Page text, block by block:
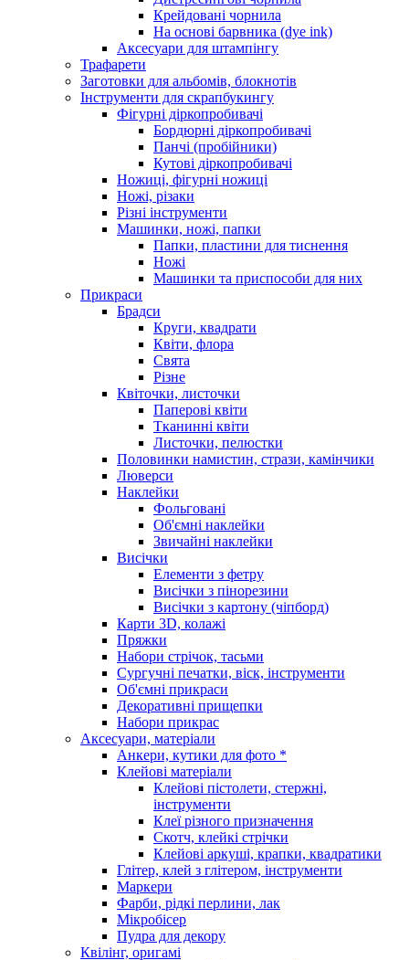
Крейдовані чорнила
На основі барвника (dye ink)
Аксесуари для штампінгу
Трафарети
Заготовки для альбомів, блокнотів
Інструменти для скрапбукингу
Фігурні діркопробивачі
Бордюрні діркопробивачі
Панчі (пробійники)
Кутові діркопробивачі
Ножиці, фігурні ножиці
Ножі, різаки
Різні інструменти
Машинки, ножі, папки
Папки, пластини для тиснення
Ножі
Машинки та приспособи для них
Прикраси
Брадси
Круги, квадрати
Квіти, флора
Свята
Різне
Квіточки, листочки
Паперові квіти
Тканинні квіти
Листочки, пелюстки
Половинки намистин, стрази, камінчики
Люверси
Наклейки
Фольговані
Об'ємні наклейки
Звичайні наклейки
Висічки
Елементи з фетру
Висічки з пінорезини
Висічки з картону (чіпборд)
Карти 3D, колажі
Пряжки
Набори стрічок, тасьми
Сургучні печатки, віск, інструменти
Об'ємні прикраси
Декоративні прищепки
Набори прикрас
Аксесуари, матеріали
Анкери, кутики для фото *
Клейові матеріали
Клейові пістолети, стержні,
інструменти
Клеї різного призначення
Скотч, клейкі стрічки
Клейові аркуші, крапки, квадратики
Глітер, клей з глітером, інструменти
Маркери
Фарби, рідкі перлини, лак
Мікробісер
Пудра для декору
Квілінг, оригамі